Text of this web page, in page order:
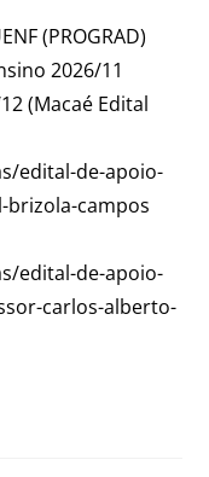
(PROGRAD)
2026/11
(Macaé Edital
edital-de-apoio-
brizola-campos
edital-de-apoio-
carlos-alberto-